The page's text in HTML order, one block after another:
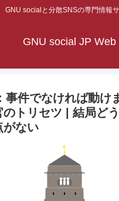
GNU socialと分散SNSの専門情報
GNU social JP Web
件でなければ動け
のトリセツ | 結局ど
がない